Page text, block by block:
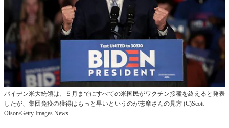
バイデン米大統領は、５月までにすべての米国民がワクチン接種を終えると発表
したが、集団免疫の獲得はもっと早いというのが志摩さんの見方 (C)Scott
Olson/Getty Images News